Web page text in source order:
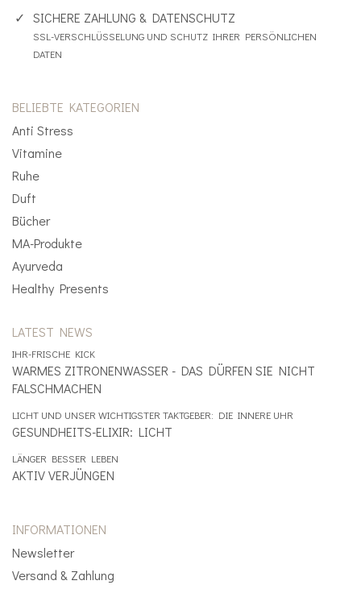
SICHERE ZAHLUNG & DATENSCHUTZ
SSL-VERSCHLÜSSELUNG UND SCHUTZ IHRER PERSÖNLICHEN
DATEN
BELIEBTE KATEGORIEN
Anti Stress
Vitamine
Ruhe
Duft
Bücher
MA-Produkte
Ayurveda
Healthy Presents
LATEST NEWS
IHR-FRISCHE KICK
WARMES ZITRONENWASSER - DAS DÜRFEN SIE NICHT
FALSCHMACHEN
LICHT UND UNSER WICHTIGSTER TAKTGEBER: DIE INNERE UHR
GESUNDHEITS-ELIXIR: LICHT
LÄNGER BESSER LEBEN
AKTIV VERJÜNGEN
INFORMATIONEN
Newsletter
Versand & Zahlung